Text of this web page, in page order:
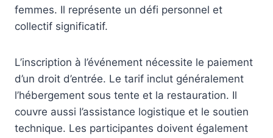
femmes. Il représente un défi personnel et
collectif significatif.
L’inscription à l’événement nécessite le paiement
d’un droit d’entrée. Le tarif inclut généralement
l’hébergement sous tente et la restauration. Il
couvre aussi l’assistance logistique et le soutien
technique. Les participantes doivent également